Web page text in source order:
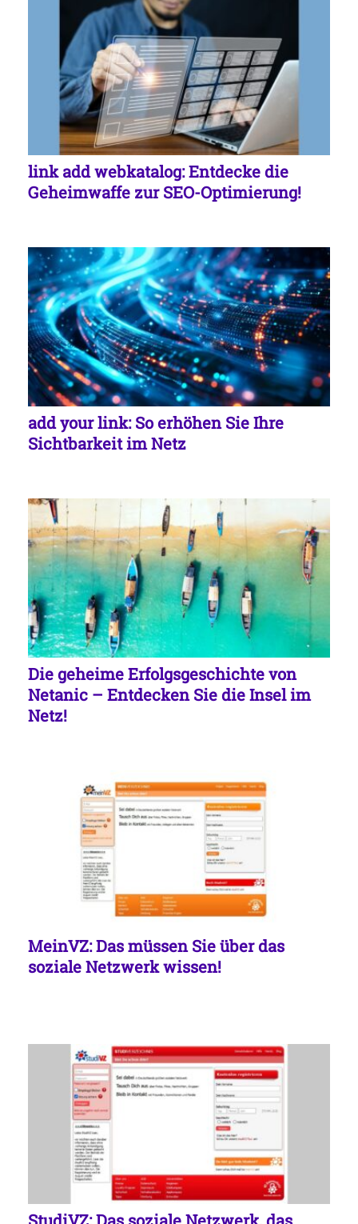
link add webkatalog: Entdecke die
Geheimwaffe zur SEO-Optimierung!
add your link: So erhöhen Sie Ihre
Sichtbarkeit im Netz
Die geheime Erfolgsgeschichte von
Netanic – Entdecken Sie die Insel im
Netz!
MeinVZ: Das müssen Sie über das
soziale Netzwerk wissen!
StudiVZ: Das soziale Netzwerk, das